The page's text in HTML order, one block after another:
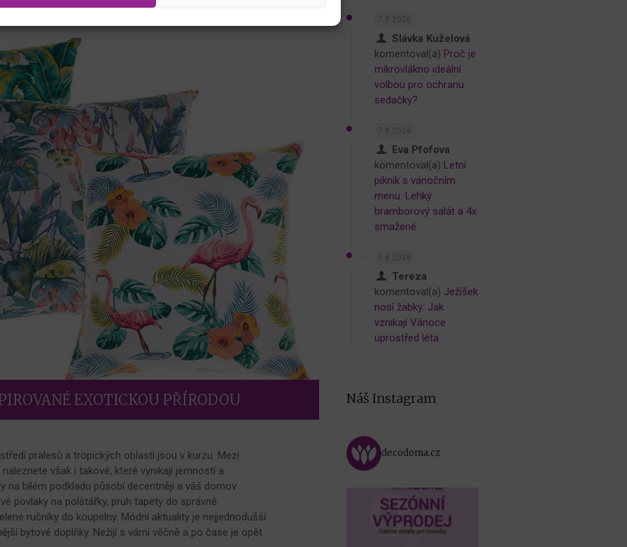
EXOTICKOU PŘÍRODOU
pralesů a tropických oblastí jsou v kurzu. Mezi
však i takové, které vynikají jemností a
na bílém podkladu působí decentněji a váš domov
povlaky na polštářky, pruh tapety do správně
ručníky do koupelny. Módní aktuality je nejjednodušší
bytové doplňky. Nežijí s vámi věčně a po čase je opět
Slávka Kuželová
komentoval(a) Proč je
mikrovlákno ideální
volbou pro ochranu
sedačky?
Eva Pfofova
komentoval(a) Letní
piknik s vánočním
menu: Lehký
bramborový salát a 4x
smažené
Tereza
komentoval(a) Ježíšek
nosí žabky: Jak
vznikají Vánoce
uprostřed léta
Náš Instagram
decodoma.cz